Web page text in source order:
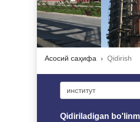
Асосий саҳифа Qidirish
Qidiriladigan